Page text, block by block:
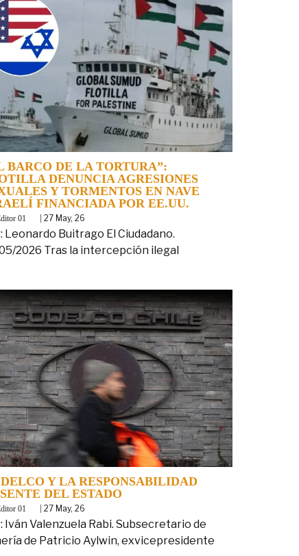
BARCO DE LA TORTURA”:
DENUNCIA AGRESIONES
Y TORMENTOS EN NAVE
FINANCIADA POR EE.UU.
01 27 May, 26
Leonardo Buitrago El Ciudadano.
2026 Tras la intercepción ilegal
Y LA RESPONSABILIDAD
DEL ESTADO
01 27 May, 26
Iván Valenzuela Rabi. Subsecretario de
de Patricio Aylwin, exvicepresidente